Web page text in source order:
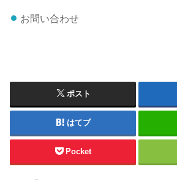
お問い合わせ
ポスト
はてブ
Pocket